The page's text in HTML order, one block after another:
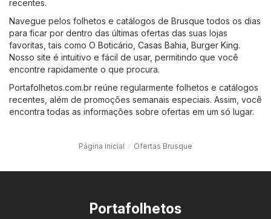
recentes.
Navegue pelos folhetos e catálogos de Brusque todos os dias
para ficar por dentro das últimas ofertas das suas lojas
favoritas, tais como O Boticário Casas Bahia Burger King.
Nosso site é intuitivo e fácil de usar, permitindo que você
encontre rapidamente o que procura.
Portafolhetos.com.br reúne regularmente folhetos e catálogos
recentes, além de promoções semanais especiais. Assim, você
encontra todas as informações sobre ofertas em um só lugar.
Página Inicial Ofertas Brusque
Portafolhetos